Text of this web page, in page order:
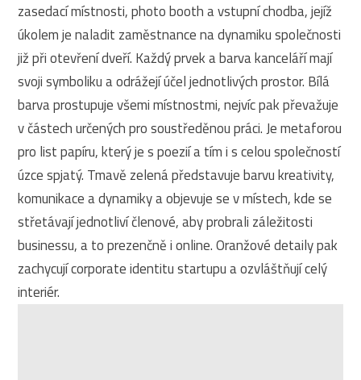
zasedací místnosti, photo booth a vstupní chodba, jejíž
úkolem je naladit zaměstnance na dynamiku společnosti
již při otevření dveří. Každý prvek a barva kanceláří mají
svoji symboliku a odrážejí účel jednotlivých prostor. Bílá
barva prostupuje všemi místnostmi, nejvíc pak převažuje
v částech určených pro soustředěnou práci. Je metaforou
pro list papíru, který je s poezií a tím i s celou společností
úzce spjatý. Tmavě zelená představuje barvu kreativity,
komunikace a dynamiky a objevuje se v místech, kde se
střetávají jednotliví členové, aby probrali záležitosti
businessu, a to prezenčně i online. Oranžové detaily pak
zachycují corporate identitu startupu a ozvláštňují celý
interiér.